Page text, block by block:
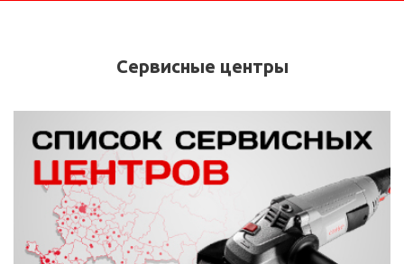
Сервисные центры